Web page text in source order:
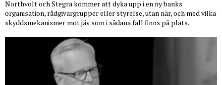
Northvolt och Stegra kommer att dyka upp i en ny banks
organisation, rådgivargrupper eller styrelse, utan när, och med vilka
skyddsmekanismer mot jäv som i sådana fall finns på plats.